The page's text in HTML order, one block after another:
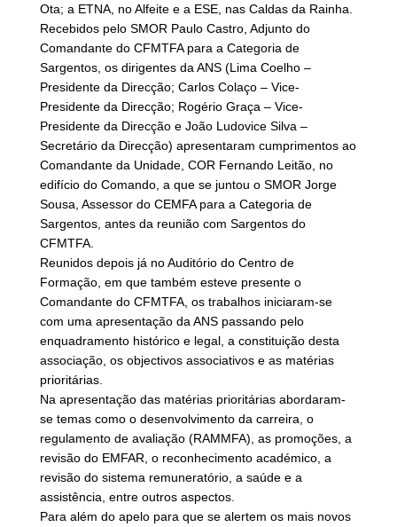
Ota; a ETNA, no Alfeite e a ESE, nas Caldas da Rainha.
Recebidos pelo SMOR Paulo Castro, Adjunto do
Comandante do CFMTFA para a Categoria de
Sargentos, os dirigentes da ANS (Lima Coelho –
Presidente da Direcção; Carlos Colaço – Vice-
Presidente da Direcção; Rogério Graça – Vice-
Presidente da Direcção e João Ludovice Silva –
Secretário da Direcção) apresentaram cumprimentos ao
Comandante da Unidade, COR Fernando Leitão, no
edifício do Comando, a que se juntou o SMOR Jorge
Sousa, Assessor do CEMFA para a Categoria de
Sargentos, antes da reunião com Sargentos do
CFMTFA.
Reunidos depois já no Auditório do Centro de
Formação, em que também esteve presente o
Comandante do CFMTFA, os trabalhos iniciaram-se
com uma apresentação da ANS passando pelo
enquadramento histórico e legal, a constituição desta
associação, os objectivos associativos e as matérias
prioritárias.
Na apresentação das matérias prioritárias abordaram-
se temas como o desenvolvimento da carreira, o
regulamento de avaliação (RAMMFA), as promoções, a
revisão do EMFAR, o reconhecimento académico, a
revisão do sistema remuneratório, a saúde e a
assistência, entre outros aspectos.
Para além do apelo para que se alertem os mais novos